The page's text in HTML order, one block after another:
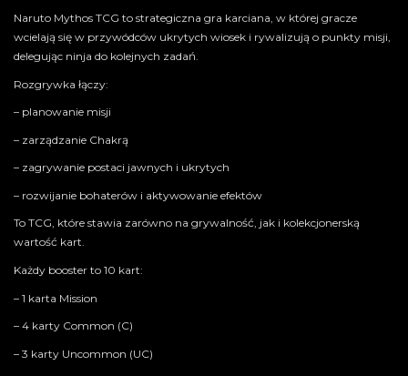
Naruto Mythos TCG to strategiczna gra karciana, w której gracze
wcielają się w przywódców ukrytych wiosek i rywalizują o punkty misji,
delegując ninja do kolejnych zadań.
Rozgrywka łączy:
– planowanie misji
– zarządzanie Chakrą
– zagrywanie postaci jawnych i ukrytych
– rozwijanie bohaterów i aktywowanie efektów
To TCG, które stawia zarówno na grywalność, jak i kolekcjonerską
wartość kart.
Każdy booster to 10 kart:
– 1 karta Mission
– 4 karty Common (C)
– 3 karty Uncommon (UC)